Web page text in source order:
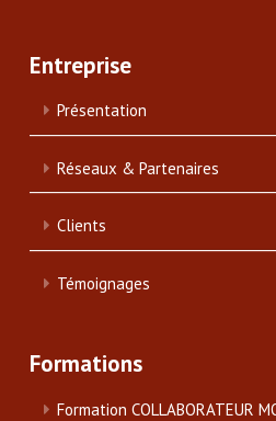
Entreprise
Présentation
Réseaux & Partenaires
Clients
Témoignages
Formations
Formation COLLABORATEUR